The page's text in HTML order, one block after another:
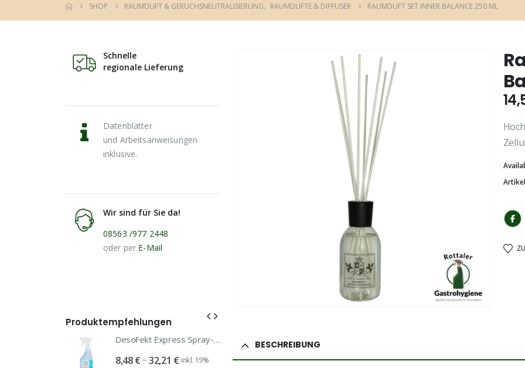
SHOP RAUMDUFT & GERUCHSNEUTRALISIERUNG, RAUMDÜFTE & DIFFUSER RAUMDUFT SET INNER BALANCE 250 ML
BESCHREIBUNG
Schnelle
regionale Lieferung
Datenblätter
und Arbeitsanweisungen
inklusive.
Wir sind für Sie da!
08563 /977 2448
oder per E-Mail
Produktempfehlungen
DesoFekt Express Spray-Desinfektion
8,48€ –32,21 €Preisspanne:
inkl. 19%
Universal-Fettlöser Hochkonzentrat Paste
8,48€–32,21€ inkl. 19%